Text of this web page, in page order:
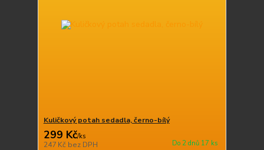
Kuličkový potah sedadla, černo-bílý
299 Kč/ks
247 Kč bez DPH Do 2 dnů 17 ks